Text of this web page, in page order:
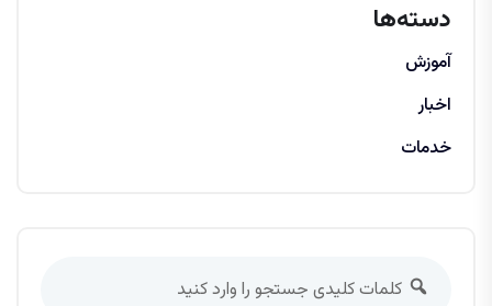
دسته‌ها
آموزش
اخبار
خدمات